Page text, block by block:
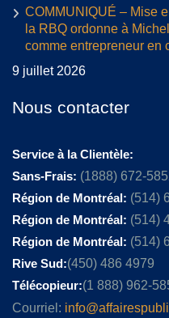
COMMUNIQUÉ – Mise
la RBQ ordonne à
comme entrepreneur en
9 juillet 2026
Nous contacter
Service à la Clientèle:
Sans-Frais: (1888) 672-
Région de Montréal: (514)
Région de Montréal: (514)
Région de Montréal: (514)
Rive Sud:(450) 486 4979
Télécopieur:(1 888) 962-
Courriel: